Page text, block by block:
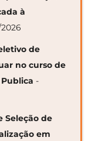
à
de
no curso de
-
Seleção de
em